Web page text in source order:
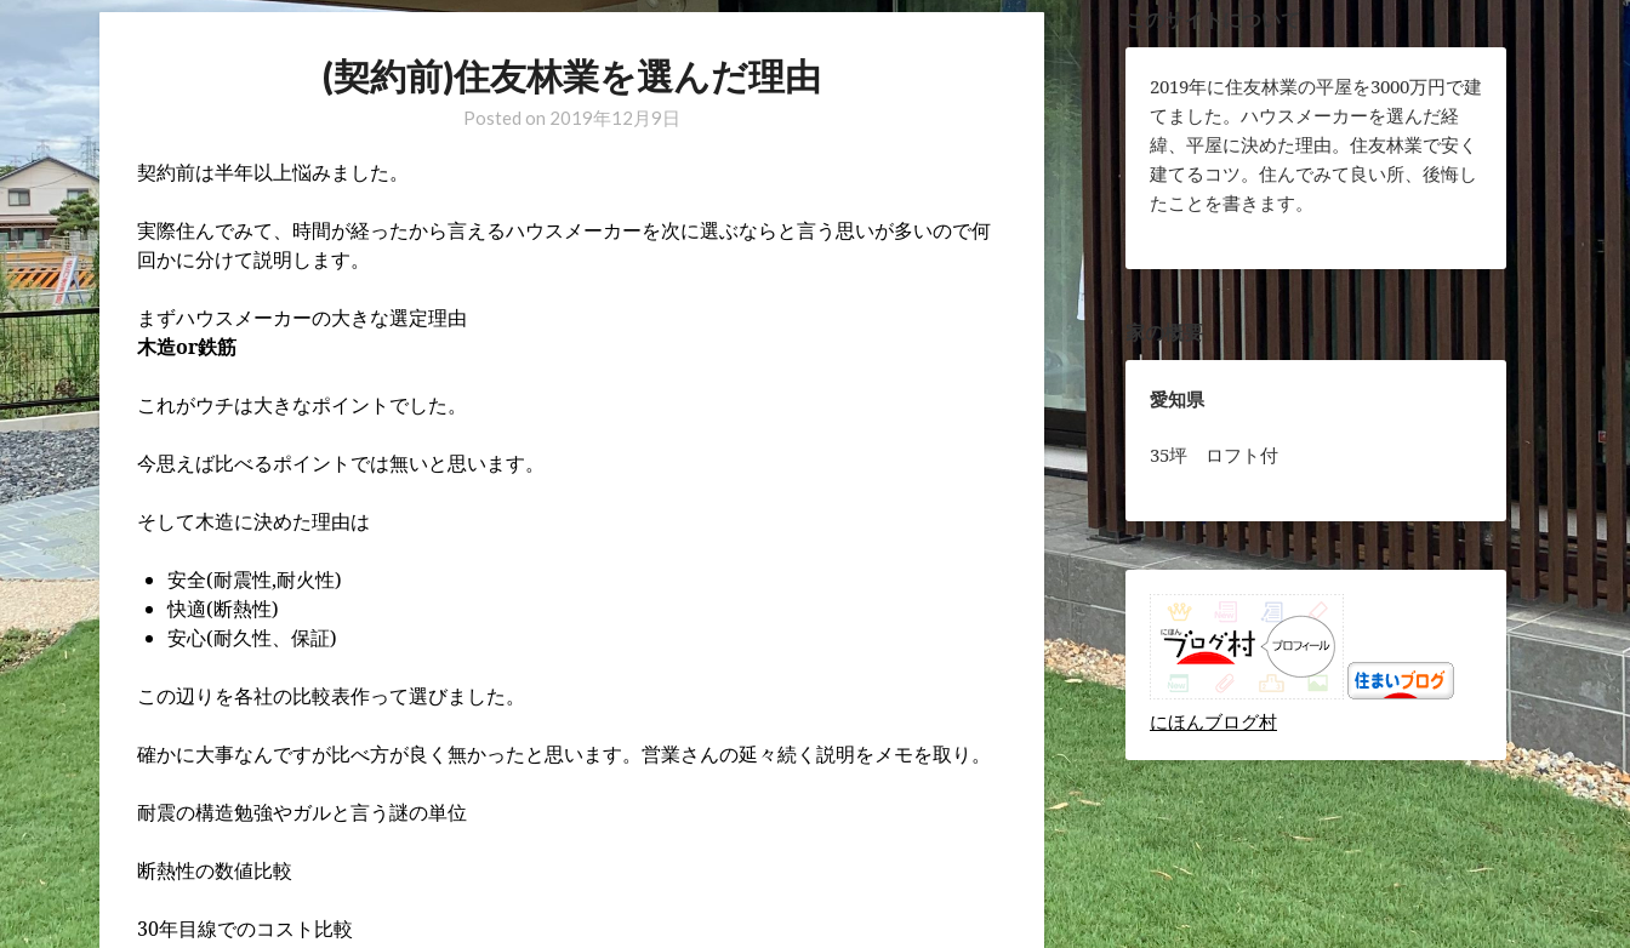
(契約前)住友林業を選んだ理由
Posted on 2019年12月9日
契約前は半年以上悩みました。
実際住んでみて、時間が経ったから言えるハウスメーカーを次に選ぶならと言う思いが多いので何
回かに分けて説明します。
まずハウスメーカーの大きな選定理由
木造or鉄筋
これがウチは大きなポイントでした。
今思えば比べるポイントでは無いと思います。
そして木造に決めた理由は
安全(耐震性,耐火性)
快適(断熱性)
安心(耐久性、保証)
この辺りを各社の比較表作って選びました。
確かに大事なんですが比べ方が良く無かったと思います。営業さんの延々続く説明をメモを取り。
耐震の構造勉強やガルと言う謎の単位
断熱性の数値比較
30年目線でのコスト比較
このサイトについて
2019年に住友林業の平屋を3000万円で建
てました。ハウスメーカーを選んだ経
緯、平屋に決めた理由。住友林業で安く
建てるコツ。住んでみて良い所、後悔し
たことを書きます。
家の概要
愛知県
35坪 ロフト付
にほんブログ村